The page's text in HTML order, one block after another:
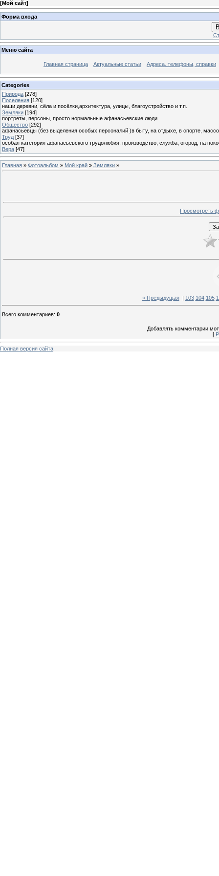
[Мой сайт]
Форма входа
Меню сайта
Главная страница Актуальные статьи Адреса, телефоны, справки
Categories
Природа [278]
Поселения [120]
наши деревни, сёла и посёлки,архитектура, улицы, благоустройство и т.п.
Земляки [194]
портреты, персоны, просто нормальные афанасьевские люди
Общество [292]
афанасьевцы (без выделения особых персоналий )в быту, на отдыхе, в спорте,
Труд [37]
особая категория афанасьевского трудолюбия: производство, служба, огород, на
Вера [47]
Главная » Фотоальбом » Мой край » Земляки »
Просмотреть
« Предыдущая| 103 104 105
Всего комментариев: 0
Добавлять комментарии
[
Полная версия сайта